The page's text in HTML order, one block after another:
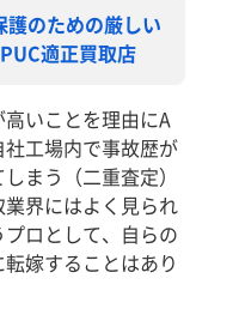
のための厳しい
適正買取店
いことを理由にA
工場内で事故歴が
まう（二重査定）
界にはよく見られ
ロとして、自らの
嫁することはあり